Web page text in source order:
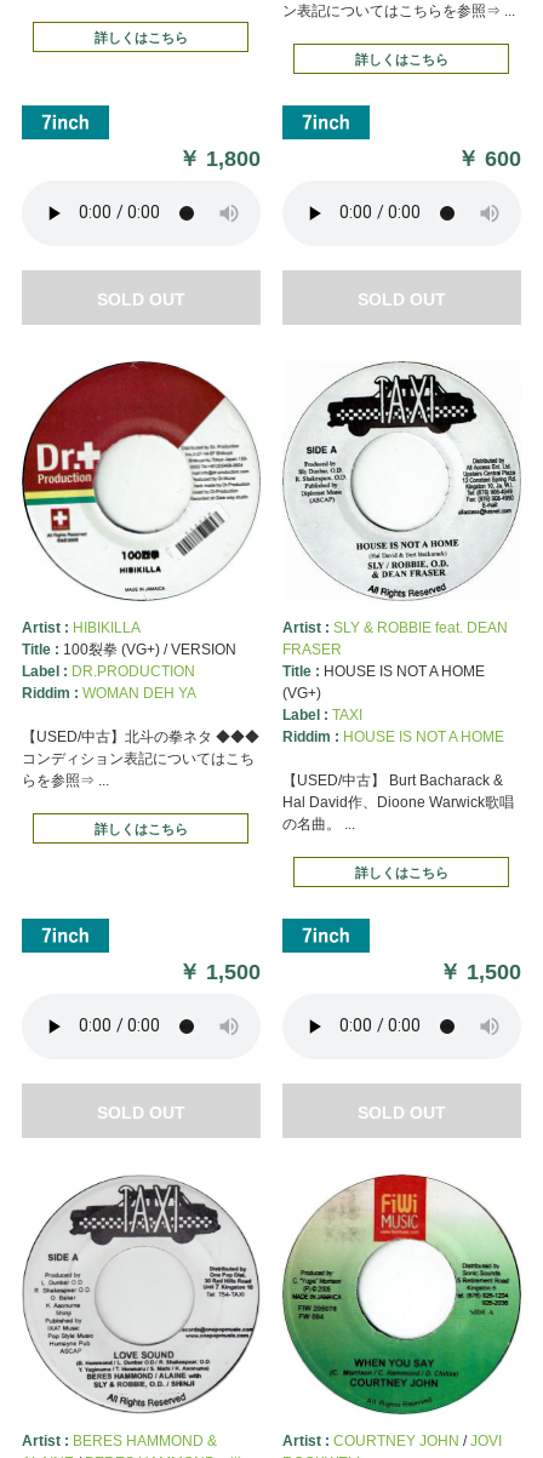
詳しくはこちら
￥ 1,800
SOLD OUT
ン表記についてはこちらを参照⇒ ...
詳しくはこちら
￥600
SOLD OUT
Artist : HIBIKILLA
Title : 100裂拳 (VG+) / VERSION
Label : DR.PRODUCTION
Riddim : WOMAN DEH YA
【USED/中古】北斗の拳ネタ ◆◆◆
コンディション表記についてはこち
らを参照⇒ ...
詳しくはこちら
￥ 1,500
SOLD OUT
Artist : SLY & ROBBIE feat. DEAN
FRASER
Title : HOUSE IS NOT A HOME
(VG+)
Label : TAXI
Riddim : HOUSE IS NOT A HOME
【USED/中古】 Burt Bacharack &
Hal David作、Dioone Warwick歌唱
の名曲。 ...
詳しくはこちら
￥ 1,500
SOLD OUT
Artist : BERES HAMMOND &
Artist : COURTNEY JOHN /JOVI